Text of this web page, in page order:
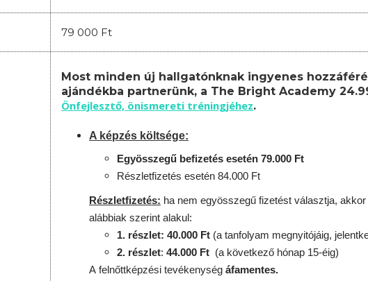
79 000 Ft
Most minden új hallgatónknak ingyenes
ajándékba partnerünk, a The Bright Academy
Önfejlesztő, önismereti tréningjéhez.
A képzés költsége:
Egyösszegű befizetés esetén 79.000 Ft
Részletfizetés esetén 84.000 Ft
Részletfizetés: ha nem egyösszegű fizetést választja, akkor
alábbiak szerint alakul:
1. részlet: 40.000 Ft (a tanfolyam megnyitójáig,
2. részlet: 44.000 Ft (a következő hónap 15-éig)
A felnőttképzési tevékenység áfamentes.